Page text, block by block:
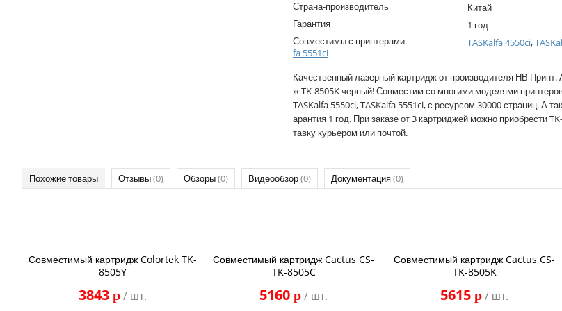
Страна-производитель
Китай
Гарантия
1 год
Совместимы с принтерами
TASKalfa 4550ci,
fa 5551ci
Качественный лазерный картридж от производителя НВ
ж TK-8505K черный! Совместим со многими моделями
TASKalfa 5550ci, TASKalfa 5551ci, с ресурсом 30000 страниц. А
арантия 1 год. При заказе от 3 картриджей можно приобрести
тавку курьером или почтой.
Похожие товары Отзывы(0) Обзоры(0) Видеообзор(0) Документация(0)
Совместимый картридж Colortek TK-
8505Y
3843 p/ шт.
Совместимый картридж Cactus CS-
TK-8505C
5160 p/ шт.
Совместимый картридж Cactus CS-
TK-8505K
5615 p/ шт.